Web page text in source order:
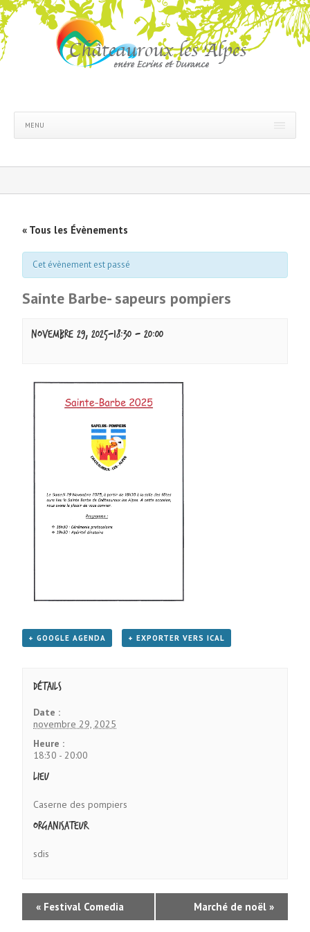
MENU
« Tous les Évènements
Cet évènement est passé
Sainte Barbe- sapeurs pompiers
novembre 29, 2025-18:30 - 20:00
+ GOOGLE AGENDA + EXPORTER VERS ICAL
Détails
Date :
novembre 29, 2025
Heure :
18:30 - 20:00
Lieu
Caserne des pompiers
Organisateur
sdis
« Festival Comedia Marché de noël »